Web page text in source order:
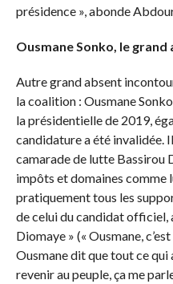
présidence », abonde
Ousmane Sonko, le grand
Autre grand absent
la coalition : Ousmane
la présidentielle de 2019,
candidature a été invalidée.
camarade de lutte Bassirou
impôts et domaines comme
pratiquement tous les
de celui du candidat officiel,
Diomaye » (« Ousmane,
Ousmane dit que tout ce
revenir au peuple, ça me